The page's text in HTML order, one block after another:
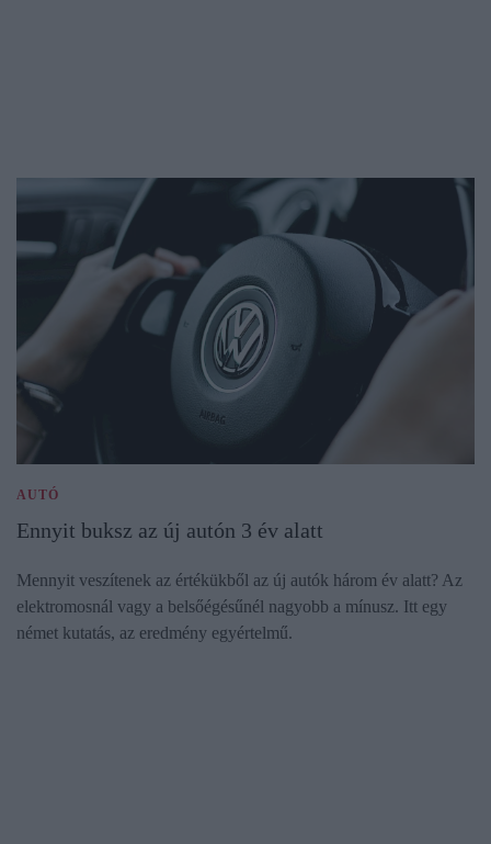
AUTÓ
Ennyit buksz az új autón 3 év alatt
Mennyit veszítenek az értékükből az új autók három év alatt? Az
elektromosnál vagy a belsőégésűnél nagyobb a mínusz. Itt egy
német kutatás, az eredmény egyértelmű.